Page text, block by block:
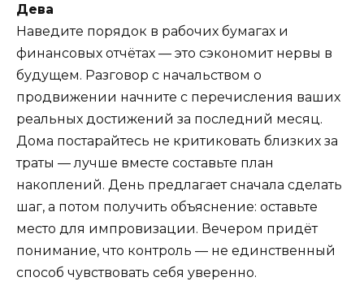
Дева
Наведите порядок в рабочих бумагах и
финансовых отчётах — это сэкономит нервы в
будущем. Разговор с начальством о
продвижении начните с перечисления ваших
реальных достижений за последний месяц.
Дома постарайтесь не критиковать близких за
траты — лучше вместе составьте план
накоплений. День предлагает сначала сделать
шаг, а потом получить объяснение: оставьте
место для импровизации. Вечером придёт
понимание, что контроль — не единственный
способ чувствовать себя уверенно.